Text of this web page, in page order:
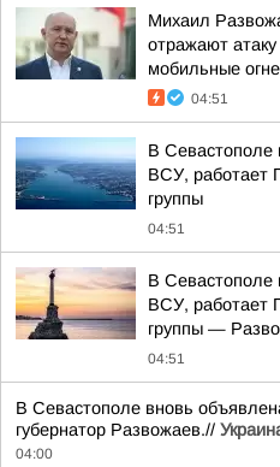
Михаил
отражают
мобильные
04:51
В Севастополе
ВСУ, работает
группы
04:51
В Севастополе
ВСУ, работает
группы —
04:51
В Севастополе вновь
губернатор Развожаев.//
04:00